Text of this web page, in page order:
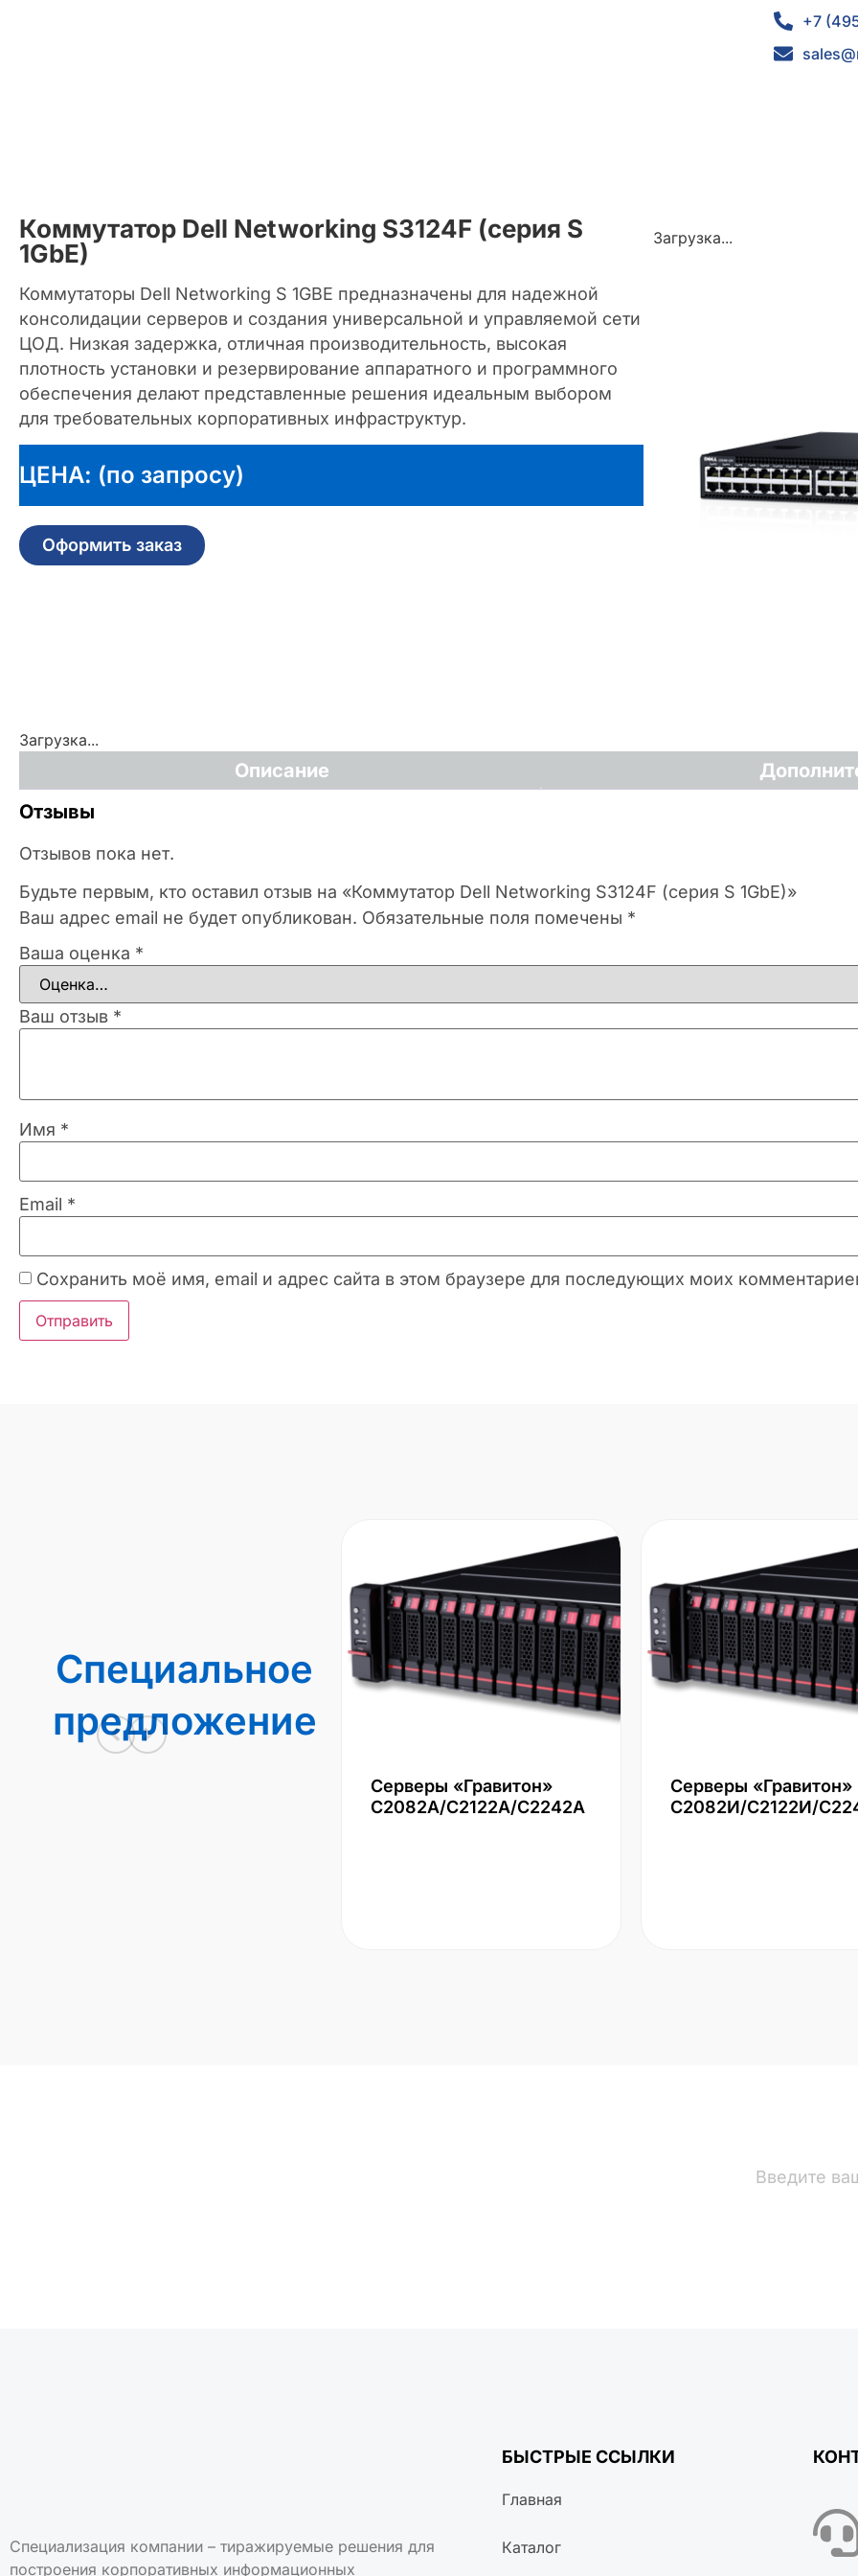
+7
Коммутатор Dell Networking S3124F (серия S
1GbE)
Коммутаторы Dell Networking S 1GBE предназначены для надежной
консолидации серверов и создания универсальной и управляемой сети
ЦОД. Низкая задержка, отличная производительность, высокая
плотность установки и резервирование аппаратного и программного
обеспечения делают представленные решения идеальным выбором
для требовательных корпоративных инфраструктур.
ЦЕНА: (по запросу)
Оформить заказ
Загрузка...
Загрузка...
Описание
Отзывы
Отзывов пока нет.
Будьте первым, кто оставил отзыв на «Коммутатор Dell Networking S3124F (серия S 1GbE)»
Ваш адрес email не будет опубликован. Обязательные поля помечены *
Ваша оценка *
Ваш отзыв *
Имя *
Email *
Сохранить моё имя, email и адрес сайта в этом браузере для последующих моих
Специальное
предложение
Серверы «Гравитон»
С2082А/С2122А/С2242А
Серверы «Гравитон»
С2082И/С2122И/
Специализация компании – тиражируемые решения для
построения корпоративных информационных
БЫСТРЫЕ ССЫЛКИ
Главная
Каталог